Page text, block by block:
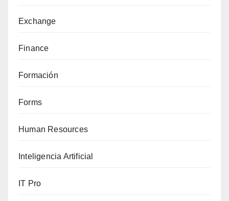
Exchange
Finance
Formación
Forms
Human Resources
Inteligencia Artificial
IT Pro